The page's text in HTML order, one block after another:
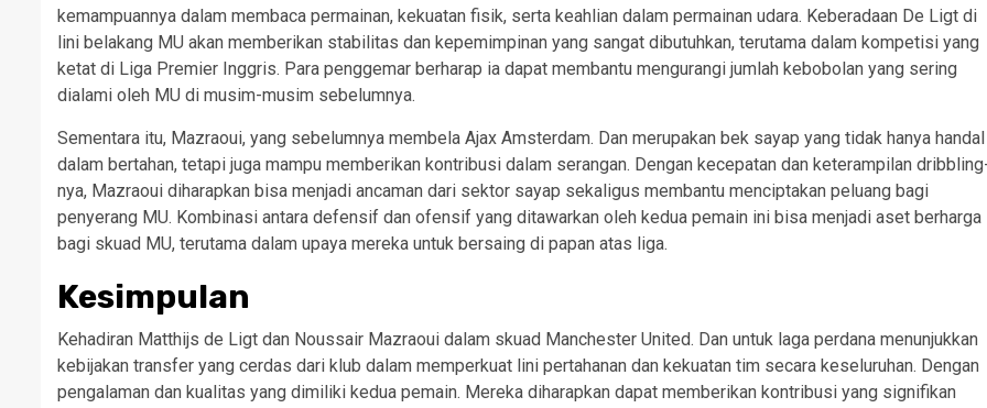
kemampuannya dalam membaca permainan, kekuatan fisik, serta keahlian dalam permainan udara. Keberadaan De Ligt di
lini belakang MU akan memberikan stabilitas dan kepemimpinan yang sangat dibutuhkan, terutama dalam kompetisi yang
ketat di Liga Premier Inggris. Para penggemar berharap ia dapat membantu mengurangi jumlah kebobolan yang sering
dialami oleh MU di musim-musim sebelumnya.
Sementara itu, Mazraoui, yang sebelumnya membela Ajax Amsterdam. Dan merupakan bek sayap yang tidak hanya handal
dalam bertahan, tetapi juga mampu memberikan kontribusi dalam serangan. Dengan kecepatan dan keterampilan
nya, Mazraoui diharapkan bisa menjadi ancaman dari sektor sayap sekaligus membantu menciptakan peluang bagi
penyerang MU. Kombinasi antara defensif dan ofensif yang ditawarkan oleh kedua pemain ini bisa menjadi aset berharga
bagi skuad MU, terutama dalam upaya mereka untuk bersaing di papan atas liga.
Kesimpulan
Kehadiran Matthijs de Ligt dan Noussair Mazraoui dalam skuad Manchester United. Dan untuk laga perdana menunjukkan
kebijakan transfer yang cerdas dari klub dalam memperkuat lini pertahanan dan kekuatan tim secara keseluruhan. Dengan
pengalaman dan kualitas yang dimiliki kedua pemain. Mereka diharapkan dapat memberikan kontribusi yang signifikan